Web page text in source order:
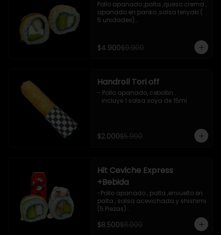
Pollo apanado ,palta ,queso crema ,
apanado en panko ,salsa teriyaki (
5 unidades)
incluye 1 salsa de soya de 15 ml
$4.900$9.900
Handroll Tori off
- Pollo apanado, cebollin .
   incluye 1 salsa soya de 15ml
$2.000$5.990
Hit Ceviche Express
+Bebida
-Pollo apanado , palta ,envuelto en
palta , salsa acevichada y shishimi
(5 Piezas)
-Camaron cocido , palta ,ceviche
mixto , salsa acevichada ( 5 Piezas)
-Incluye 1 bebida (coca cola zero), Y
$8.500$11.000